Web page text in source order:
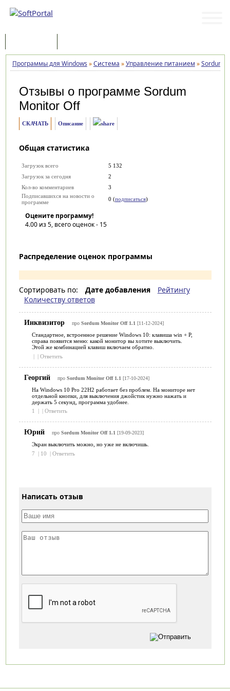
Программы для Windows »Система »Управление питанием »Sordum
Отзывы о программе Sordum
Monitor Off
СКАЧАТЬ Описание
Общая статистика
Загрузок всего
5 132
Загрузок за сегодня
2
Кол-во комментариев
3
Подписавшихся на новости о
программе
0 (подписаться)
Оцените программу!
4.00из 5, всего оценок - 15
Распределение оценок программы
Сортировать по: Дате добавления
Рейтингу
Количеству ответов
Инквизитор про Sordum Monitor Off 1.1 [11-12-2024]
Стандартное, встроенное решение Windows 10: клавиша win + P,
справа появится меню: какой монитор вы хотите выключить.
Этой же комбинацией клавиш включаем обратно.
| | Ответить
Георгий про Sordum Monitor Off 1.1 [17-10-2024]
На Windows 10 Pro 22H2 работает без проблем. На мониторе нет
отдельной кнопки, для выключения джойстик нужно нажать и
держать 5 секунд, программа удобнее.
1
| | Ответить
Юрий про Sordum Monitor Off 1.1 [19-09-2023]
Экран выключить можно, но уже не включишь.
7
| 10 | Ответить
Написать отзыв